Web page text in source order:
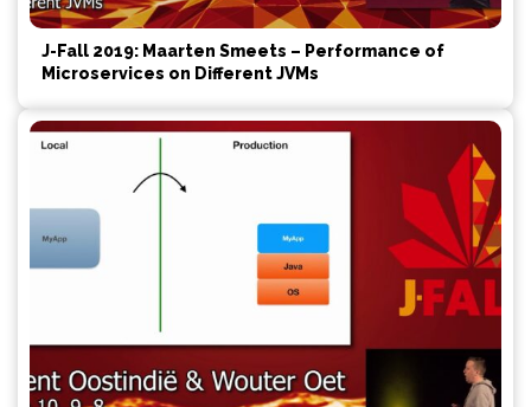
J-Fall 2019: Maarten Smeets – Performance of
Microservices on Different JVMs